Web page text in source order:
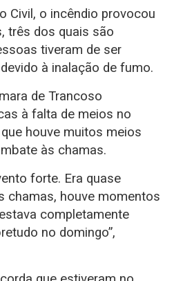
Civil, o incêndio provocou
três dos quais são
tiveram de ser
à inalação de fumo.
de Trancoso
à falta de meios no
houve muitos meios
às chamas.
forte. Era quase
chamas, houve momentos
completamente
no domingo”,